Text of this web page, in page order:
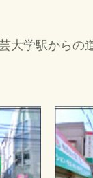
大学駅からの